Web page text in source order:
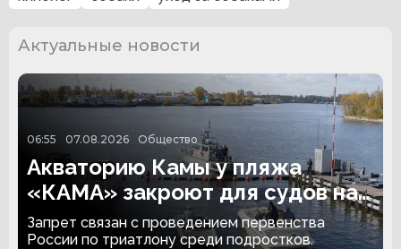
Актуальные новости
06:55 07.08.2026 Общество
Акваторию Камы у пляжа
«КАМА» закроют для судов на
два дня
Запрет связан с проведением первенства
России по триатлону среди подростков.